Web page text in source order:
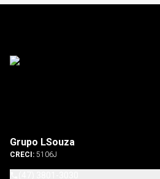
Grupo LSouza
CRECI: 5106J